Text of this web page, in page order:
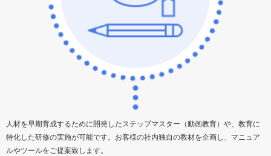
人材を早期育成するために開発したステップマスター（動画教育）や、教育に
特化した研修の実施が可能です。お客様の社内独自の教材を企画し、マニュア
ルやツールをご提案致します。